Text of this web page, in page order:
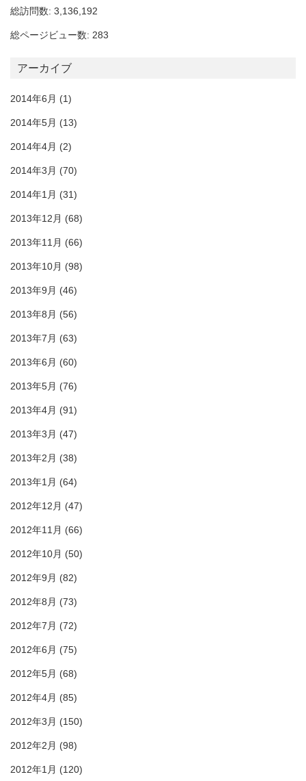
総訪問数: 3,136,192
総ページビュー数: 283
アーカイブ
2014年6月 (1)
2014年5月 (13)
2014年4月 (2)
2014年3月 (70)
2014年1月 (31)
2013年12月 (68)
2013年11月 (66)
2013年10月 (98)
2013年9月 (46)
2013年8月 (56)
2013年7月 (63)
2013年6月 (60)
2013年5月 (76)
2013年4月 (91)
2013年3月 (47)
2013年2月 (38)
2013年1月 (64)
2012年12月 (47)
2012年11月 (66)
2012年10月 (50)
2012年9月 (82)
2012年8月 (73)
2012年7月 (72)
2012年6月 (75)
2012年5月 (68)
2012年4月 (85)
2012年3月 (150)
2012年2月 (98)
2012年1月 (120)